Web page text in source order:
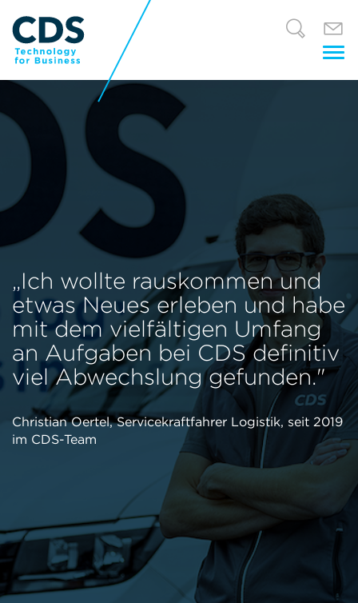
„Ich wollte rauskommen und
etwas Neues erleben und habe
mit dem vielfältigen Umfang
an Aufgaben bei CDS definitiv
viel Abwechslung gefunden."
Christian Oertel, Servicekraftfahrer Logistik, seit 2019
im CDS-Team